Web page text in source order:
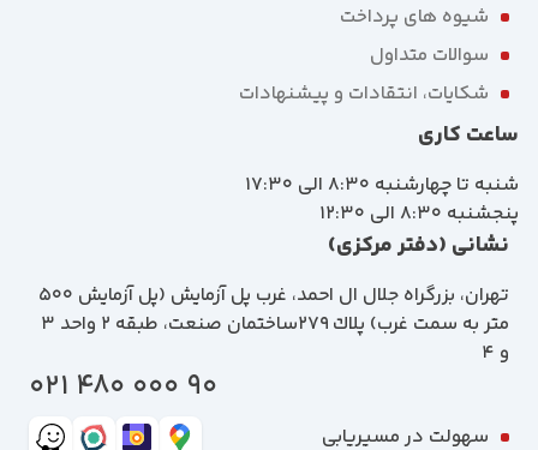
شیوه های پرداخت
سوالات متداول
شکایات، انتقادات و پیشنهادات
ساعت کاری
شنبه تا چهارشنبه 8:30 الی 17:30
پنجشنبه 8:30 الی 12:30
نشانی (دفتر مرکزی)
تهران، بزرگراه جلال ال احمد، غرب پل آزمايش (پل آزمايش ٥٠٠
متر به سمت غرب) پلاك 279ساختمان صنعت، طبقه 2 واحد 3
و 4
90 000 480 021
سهولت در مسیریابی